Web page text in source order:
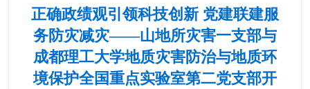
纪委
工会
团委
正确政绩观引领科技创新 党建联建服
务防灾减灾——山地所灾害一支部与
成都理工大学地质灾害防治与地质环
境保护全国重点实验室第二党支部开